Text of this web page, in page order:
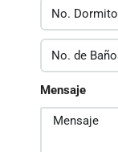
Mensaje